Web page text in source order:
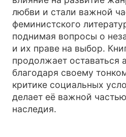
любви и стали важной
феминистского
поднимая вопросы о
и их праве на выбор.
продолжает оставаться
благодаря своему
критике социальных
делает её важной
наследия.